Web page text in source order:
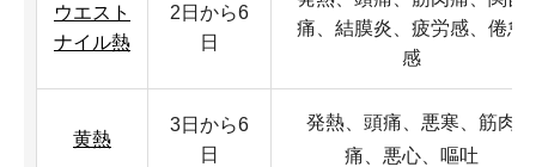
ウエスト
ナイル熱
2日から6
日
痛、結膜炎、疲労感、倦怠
感
黄熱
3日から6
日
発熱、頭痛、悪寒、筋肉
痛、悪心、嘔吐